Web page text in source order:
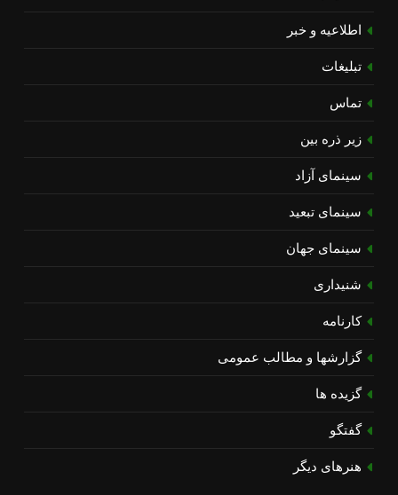
اطلاعیه و خبر
تبلیغات
تماس
زیر ذره بین
سینمای آزاد
سینمای تبعید
سینمای جهان
شنیداری
کارنامه
گزارشها و مطالب عمومی
گزیده ها
گفتگو
هنرهای دیگر